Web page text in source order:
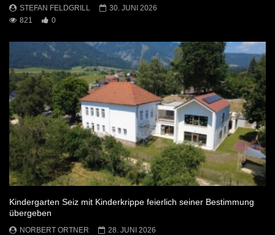
STEFAN FELDGRILL
30. JUNI 2026
821
0
Kindergarten Seiz mit Kinderkrippe feierlich seiner Bestimmung
übergeben
NORBERT ORTNER
28. JUNI 2026